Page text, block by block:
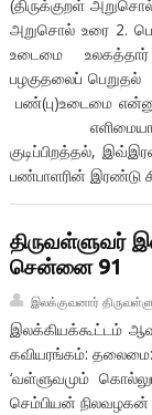
(திருக்குறள்
அறுசொல் உரை 2.
உடைமை
பழகுதலைப்
பண்(பு)உடைமை
எளிமையாய்ப்
குடிப்பிறத்தல்,
பண்பாளரின்
திருவள்ளுவர்
சென்னை 91
இலக்குவனார்
இலக்கியக்கூட்டம்
கவியரங்கம்: தலைமை:
‘வள்ளுவமும்
செம்பியன் நிலவழகன்